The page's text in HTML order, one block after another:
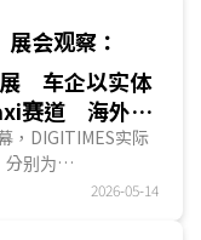
，世界模型也逐渐
展会观察：
车企以实体
赛道 海外车
中」布局
，DIGITIMES实际
分别为
，为中国」市场战
2026-05-14